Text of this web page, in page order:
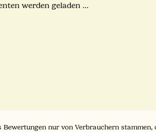
werden geladen ...
nur von Verbrauchern stammen,